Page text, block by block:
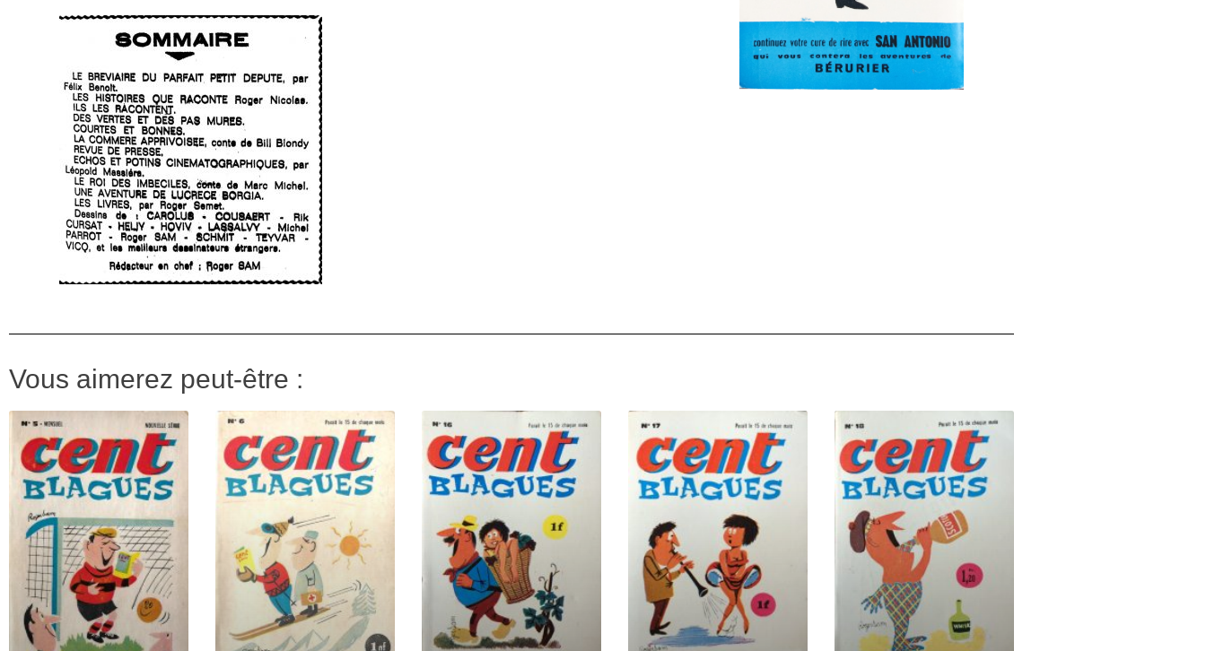
Vous aimerez peut-être :